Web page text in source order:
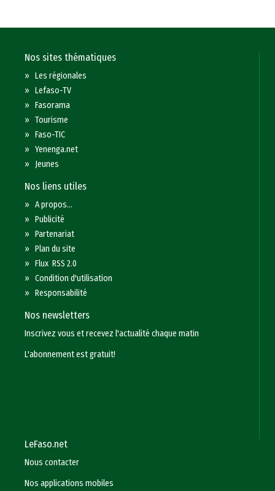
Nos sites thématiques
»Les régionales
»Lefaso-TV
»Fasorama
»Tourisme
»Faso-TIC
»Yenenga.net
» Jeunes
Nos liens utiles
»A propos...
»Publicité
»Partenariat
»Plan du site
»Flux RSS 2.0
»Condition d'utilisation
»Responsabilité
Nos newsletters
Inscrivez vous et recevez l'actualité chaque matin
L'abonnement est gratuit!
LeFaso.net
Nous contacter
Nos applications mobiles